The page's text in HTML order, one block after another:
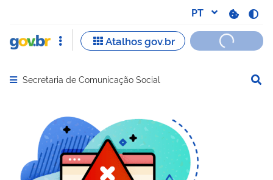
Abrir menu principal de navegação
Secretaria de Comunicação Social